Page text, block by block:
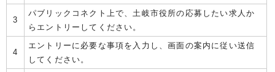
3
パブリックコネクト上で、土岐市役所の応募したい求人か
らエントリーしてください。
4
エントリーに必要な事項を入力し、画面の案内に従い送信
してください。